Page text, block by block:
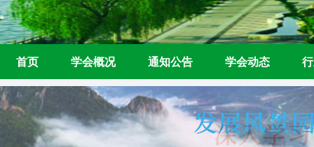
首页 学会概况 通知公告 学会动态